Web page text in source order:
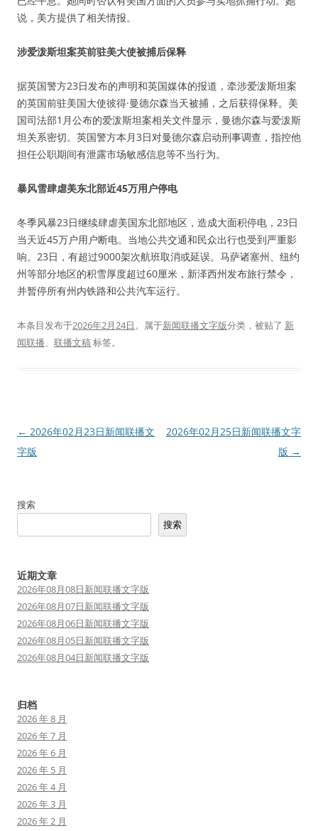
说，美方提供了相关情报。
涉爱泼斯坦案英前驻美大使被捕后保释
据英国警方23日发布的声明和英国媒体的报道，牵涉爱泼斯坦案
的英国前驻美国大使彼得·曼德尔森当天被捕，之后获得保释。美
国司法部1月公布的爱泼斯坦案相关文件显示，曼德尔森与爱泼斯
坦关系密切。英国警方本月3日对曼德尔森启动刑事调查，指控他
担任公职期间有泄露市场敏感信息等不当行为。
暴风雪肆虐美东北部近45万用户停电
冬季风暴23日继续肆虐美国东北部地区，造成大面积停电，23日
当天近45万户用户断电。当地公共交通和民众出行也受到严重影
响。23日，有超过9000架次航班取消或延误。马萨诸塞州、纽约
州等部分地区的积雪厚度超过60厘米，新泽西州发布旅行禁令，
并暂停所有州内铁路和公共汽车运行。
本条目发布于2026年2月24日。属于新闻联播文字版分类，被贴了 新
闻联播、 联播文稿标签。
文
章
← 2026年02月23日新闻联播文
字版
2026年02月25日新闻联播文字
版 →
搜索
搜索
近期文章
2026年08月08日新闻联播文字版
2026年08月07日新闻联播文字版
2026年08月06日新闻联播文字版
2026年08月05日新闻联播文字版
2026年08月04日新闻联播文字版
归档
2026 年 8 月
2026 年 7 月
2026 年 6 月
2026 年 5 月
2026 年 4 月
2026 年 3 月
2026 年 2 月